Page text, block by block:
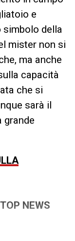
e
simbolo della
mister non si
ma anche
capacità
che si
sarà il
grande
NEWS